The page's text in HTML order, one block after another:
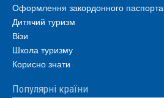
Оформлення закордонного паспорта
Дитячий туризм
Візи
Школа туризму
Корисно знати
Популярні країни